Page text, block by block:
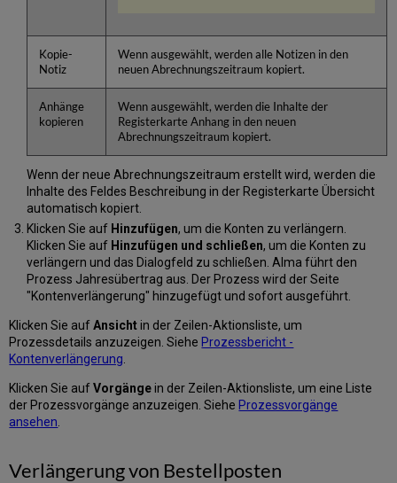
Kopie-
Notiz
Wenn ausgewählt, werden alle Notizen in den
neuen Abrechnungszeitraum kopiert.
Anhänge
kopieren
Wenn ausgewählt, werden die Inhalte der
Registerkarte Anhang in den neuen
Abrechnungszeitraum kopiert.
Wenn der neue Abrechnungszeitraum erstellt wird, werden die
Inhalte des Feldes Beschreibung in der Registerkarte Übersicht
automatisch kopiert.
Klicken Sie auf Hinzufügen, um die Konten zu verlängern.
Klicken Sie auf Hinzufügen und schließen, um die Konten zu
verlängern und das Dialogfeld zu schließen. Alma führt den
Prozess Jahresübertrag aus. Der Prozess wird der Seite
"Kontenverlängerung" hinzugefügt und sofort ausgeführt.
Klicken Sie aufAnsichtin der Zeilen-Aktionsliste, um
Prozessdetails anzuzeigen. Siehe Prozessbericht -
Kontenverlängerung
Klicken Sie aufVorgängein der Zeilen-Aktionsliste, um eine Liste
der Prozessvorgänge anzuzeigen. Siehe Prozessvorgänge
ansehen
Verlängerung von Bestellposten